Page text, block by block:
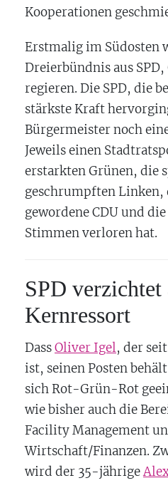
Kooperationen
Erstmalig im Südosten
Dreierbündnis aus
regieren. Die SPD, die
stärkste Kraft
Bürgermeister noch
Jeweils einen
erstarkten Grünen, die
geschrumpften Linken,
gewordene CDU und
Stimmen verloren hat.
SPD
Kernressort
DassOliver Igel, der
ist, seinen Posten
sich Rot-Grün-Rot
wie bisher auch die
Facility Management
Wirtschaft/Finanzen.
wird der 35-jährige